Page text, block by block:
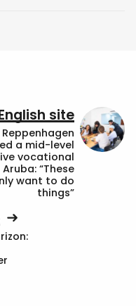
site
a mid-level
vocational
“These
want to do
things”